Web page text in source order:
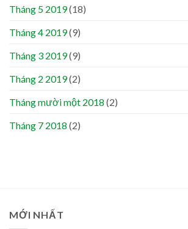
Tháng 5 2019(18)
Tháng 4 2019(9)
Tháng 3 2019(9)
Tháng 2 2019(2)
Tháng mười một 2018 (2)
Tháng 7 2018 (2)
MỚI NHẤT